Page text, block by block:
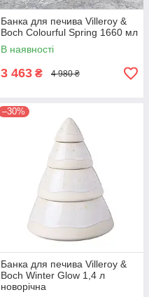
Банка для печива Villeroy &
Boch Colourful Spring 1660 мл
В наявності
3 463 ₴ 4 980 ₴
–30%
Банка для печива Villeroy &
Boch Winter Glow 1,4 л
новорічна